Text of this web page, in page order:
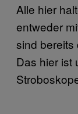
Alle hier
entweder
sind bereits
Das hier ist